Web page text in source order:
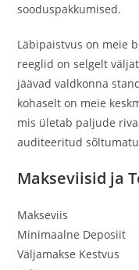
sooduspakkumised.
Läbipaistvus on meie
reeglid on selgelt
jäävad valdkonna
kohaselt on meie
mis ületab paljude
auditeeritud
Makseviisid ja
Makseviis
Minimaalne Deposiit
Väljamakse Kestvus